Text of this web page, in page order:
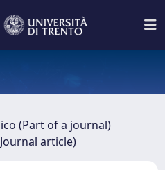
(Part of a journal)
article)